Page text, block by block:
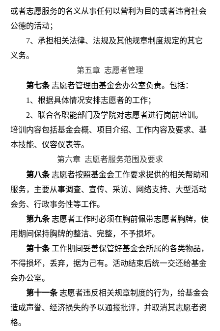
或者志愿服务的名义从事任何以营利为目的或者违背社会
公德的活动；
7、承担相关法律、法规及其他规章制度规定的其它
义务。
第五章 志愿者管理
第七条志愿者管理由基金会办公室负责。包括：
1 、根据具体情况安排志愿者的工作；
2、联合各职能部门及学院对志愿者进行岗前培训。
培训内容包括基金会概、项目介绍、工作内容及要求、基
本技能、仪容仪表等。
第六章 志愿者服务范围及要求
第八条志愿者按照基金会工作要求提供的相关帮助和
服务，主要从事调查、宣传、采访、网络支持、大型活动
会务、行政事务性等工作。
第九条志愿者工作时必须在胸前佩带志愿者胸牌，使
用期间保持胸牌的整洁、完整，不予损坏。
第十条 工作期间妥善保管好基金会所属的各类物品，
不得损坏，丢弃，据为己有。活动结束后统一交还给基金
会办公室。
第十一条志愿者违反相关规章制度的行为，给基金会
造成声誉、经济损失的予以通报批评，并取消其志愿者资
格。